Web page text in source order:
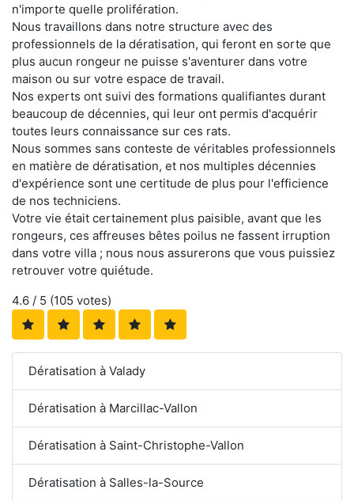
n'importe quelle prolifération.
Nous travaillons dans notre structure avec des
professionnels de la dératisation, qui feront en sorte que
plus aucun rongeur ne puisse s'aventurer dans votre
maison ou sur votre espace de travail.
Nos experts ont suivi des formations qualifiantes durant
beaucoup de décennies, qui leur ont permis d'acquérir
toutes leurs connaissance sur ces rats.
Nous sommes sans conteste de véritables professionnels
en matière de dératisation, et nos multiples décennies
d'expérience sont une certitude de plus pour l'efficience
de nos techniciens.
Votre vie était certainement plus paisible, avant que les
rongeurs, ces affreuses bêtes poilus ne fassent irruption
dans votre villa ; nous nous assurerons que vous puissiez
retrouver votre quiétude.
4.6 / 5 (105 votes)
Dératisation à Valady
Dératisation à Marcillac-Vallon
Dératisation à Saint-Christophe-Vallon
Dératisation à Salles-la-Source